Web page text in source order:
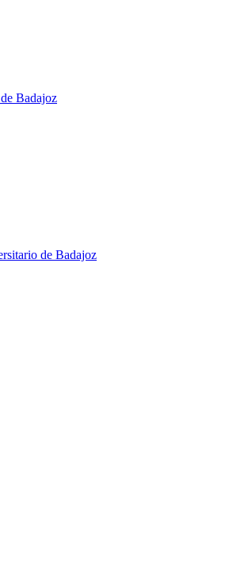
Badajoz​
de Badajoz